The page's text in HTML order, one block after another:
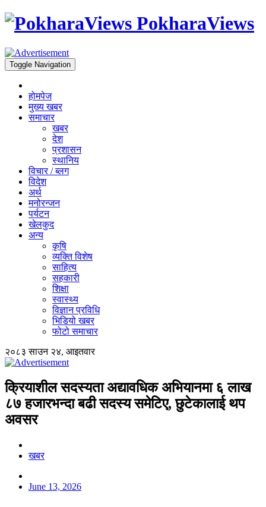
PokharaViews
Toggle Navigation
होमपेज
मुख्य खबर
समाचार
खबर
देश
प्रशासन
स्थानिय
विचार / ब्लग
विदेश
अर्थ
मनोरन्जन
पर्यटन
खेलकुद
अन्य
कृषि
व्यक्ति विशेष
साहित्य
सहकारी
शिक्षा
स्वास्थ्य
विज्ञान प्रविधि
भिडियो खबर
फोटो समाचार
२०८३ साउन २४, आइतवार
क्रियाशील सदस्यता अद्यावधिक अभियानमा ६ लाख
८७ हजारभन्दा बढी सदस्य समेटिए, छुटेकालाई थप
अवसर
खबर
June 13, 2026